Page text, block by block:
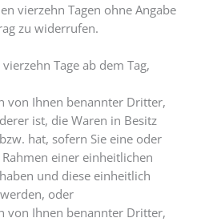
vierzehn Tagen ohne Angabe
zu widerrufen.
Tage ab dem Tag,
von Ihnen benannter Dritter,
ist, die Waren in Besitz
hat, sofern Sie eine oder
einer einheitlichen
und diese einheitlich
oder
von Ihnen benannter Dritter,